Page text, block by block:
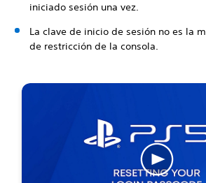
iniciado sesión una vez.
La clave de inicio de sesión no es la
de restricción de la consola.